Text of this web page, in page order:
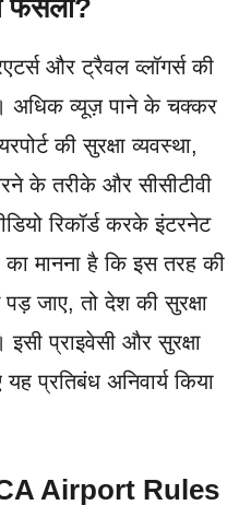
फैसला?
और ट्रैवल व्लॉगर्स की
अधिक व्यूज़ पाने के चक्कर
की सुरक्षा व्यवस्था,
के तरीके और सीसीटीवी
रिकॉर्ड करके इंटरनेट
मानना है कि इस तरह की
जाए, तो देश की सुरक्षा
प्राइवेसी और सुरक्षा
प्रतिबंध अनिवार्य किया
Airport Rules